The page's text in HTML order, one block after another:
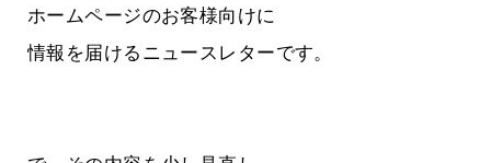
ホームページのお客様向けに
情報を届けるニュースレターです。